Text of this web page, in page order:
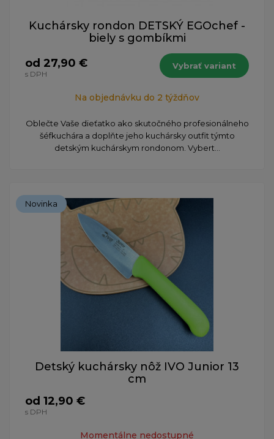
Kuchársky rondon DETSKÝ EGOchef -
biely s gombíkmi
od 27,90 €
s DPH
Vybrať variant
Na objednávku do 2 týždňov
Oblečte Vaše dieťatko ako skutočného profesionálneho
šéfkuchára a doplňte jeho kuchársky outfit týmto
detským kuchárskym rondonom. Vybert...
Novinka
Detský kuchársky nôž IVO Junior 13
cm
od 12,90 €
s DPH
Momentálne nedostupné